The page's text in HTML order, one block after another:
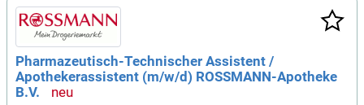
Pharmazeutisch-Technischer Assistent /
Apothekerassistent (m/w/d) ROSSMANN-Apotheke
B.V.